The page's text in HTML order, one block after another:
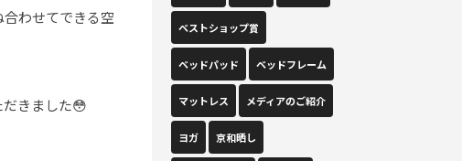
わせてできる空
だきました😳
ベストショップ賞
ベッドパッド ベッドフレーム
マットレス メディアのご紹介
ヨガ 京和晒し